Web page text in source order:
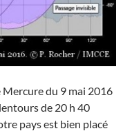
du 9 mai 2016
de 20 h 40
pays est bien placé